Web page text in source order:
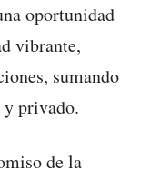
oportunidad
vibrante,
sumando
y privado.
de la